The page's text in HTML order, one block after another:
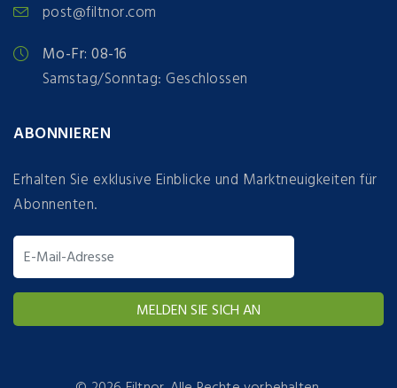
post@filtnor.com
Mo-Fr: 08-16
Samstag/Sonntag: Geschlossen
ABONNIEREN
Erhalten Sie exklusive Einblicke und Marktneuigkeiten für
Abonnenten.